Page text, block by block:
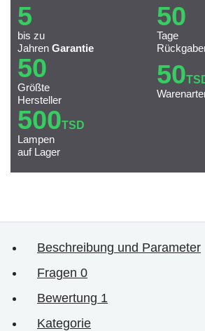
5
bis zu
Jahren Garantie
50
Tage
50
Größte
Hersteller
50
500TSD
Lampen
auf Lager
Beschreibung und Parameter
Fragen 0
Bewertung 1
Kategorie